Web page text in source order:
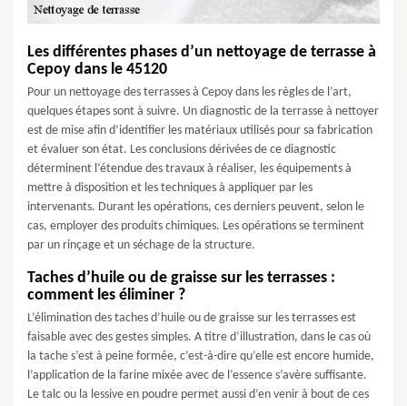
Les différentes phases d’un nettoyage de terrasse à
Cepoy dans le 45120
Pour un nettoyage des terrasses à Cepoy dans les règles de l’art,
quelques étapes sont à suivre. Un diagnostic de la terrasse à nettoyer
est de mise afin d’identifier les matériaux utilisés pour sa fabrication
et évaluer son état. Les conclusions dérivées de ce diagnostic
déterminent l’étendue des travaux à réaliser, les équipements à
mettre à disposition et les techniques à appliquer par les
intervenants. Durant les opérations, ces derniers peuvent, selon le
cas, employer des produits chimiques. Les opérations se terminent
par un rinçage et un séchage de la structure.
Taches d’huile ou de graisse sur les terrasses :
comment les éliminer ?
L’élimination des taches d’huile ou de graisse sur les terrasses est
faisable avec des gestes simples. A titre d’illustration, dans le cas où
la tache s’est à peine formée, c’est-à-dire qu’elle est encore humide,
l’application de la farine mixée avec de l’essence s’avère suffisante.
Le talc ou la lessive en poudre permet aussi d’en venir à bout de ces